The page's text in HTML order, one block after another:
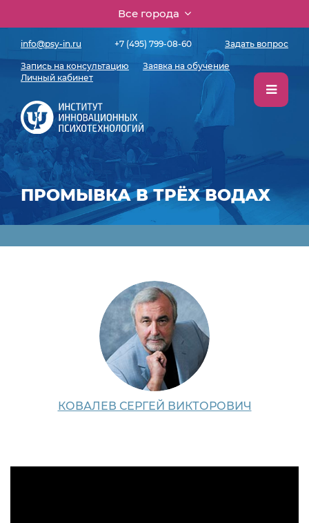
Все города
info@psy-in.ru +7 (495) 799-08-60 Задать вопрос
Запись на консультацию
Заявка на обучение
Личный кабинет
ПРОМЫВКА В ТРЁХ ВОДАХ
КОВАЛЕВ СЕРГЕЙ ВИКТОРОВИЧ